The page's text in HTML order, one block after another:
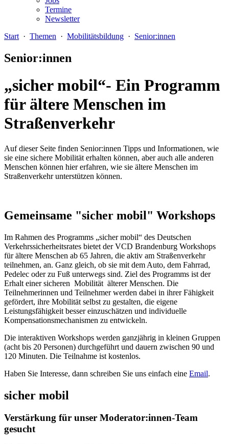
Termine
Newsletter
Start · Themen · Mobilitätsbildung · Senior:innen
Senior:innen
„sicher mobil“- Ein Programm
für ältere Menschen im
Straßenverkehr
Auf dieser Seite finden Senior:innen Tipps und Informationen, wie
sie eine sichere Mobilität erhalten können, aber auch alle anderen
Menschen können hier erfahren, wie sie ältere Menschen im
Straßenverkehr unterstützen können.
Gemeinsame "sicher mobil" Workshops
Im Rahmen des Programms „sicher mobil“ des Deutschen
Verkehrssicherheitsrates bietet der VCD Brandenburg Workshops
für ältere Menschen ab 65 Jahren, die aktiv am Straßenverkehr
teilnehmen, an. Ganz gleich, ob sie mit dem Auto, dem Fahrrad,
Pedelec oder zu Fuß unterwegs sind. Ziel des Programms ist der
Erhalt einer sicheren Mobilität älterer Menschen. Die
Teilnehmerinnen und Teilnehmer werden dabei in ihrer Fähigkeit
gefördert, ihre Mobilität selbst zu gestalten, die eigene
Leistungsfähigkeit besser einzuschätzen und individuelle
Kompensationsmechanismen zu entwickeln.
Die interaktiven Workshops werden ganzjährig in kleinen Gruppen
(acht bis 20 Personen) durchgeführt und dauern zwischen 90 und
120 Minuten. Die Teilnahme ist kostenlos.
Haben Sie Interesse, dann schreiben Sie uns einfach eine Email.
sicher mobil
Verstärkung für unser Moderator:innen-Team
gesucht